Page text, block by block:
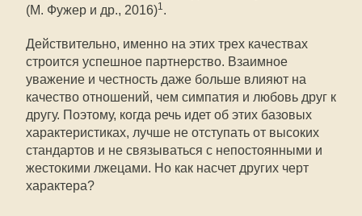
(М. Фужер и др., 2016)1.
Действительно, именно на этих трех качествах
строится успешное партнерство. Взаимное
уважение и честность даже больше влияют на
качество отношений, чем симпатия и любовь друг к
другу. Поэтому, когда речь идет об этих базовых
характеристиках, лучше не отступать от высоких
стандартов и не связываться с непостоянными и
жестокими лжецами. Но как насчет других черт
характера?